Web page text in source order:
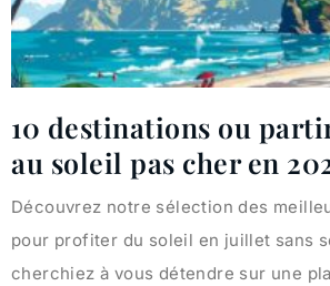
10 destinations ou
au soleil pas cher en
Découvrez notre sélection des
pour profiter du soleil en juillet sans
cherchiez à vous détendre sur une